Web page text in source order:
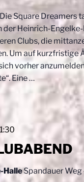
Square Dreamers
Heinrich-
Clubs, die
Um auf kurzfristige
vorher
Eine…
HalleSpandauer